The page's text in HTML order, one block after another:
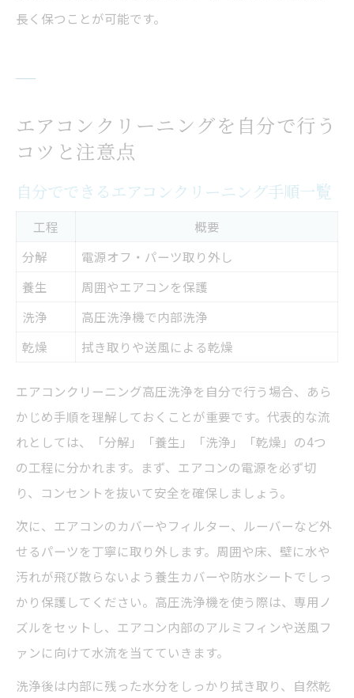
長く保つことが可能です。
エアコンクリーニングを自分で行う
コツと注意点
自分でできるエアコンクリーニング手順一覧
工程
概要
分解
電源オフ・パーツ取り外し
養生
周囲やエアコンを保護
洗浄
高圧洗浄機で内部洗浄
乾燥
拭き取りや送風による乾燥
エアコンクリーニング高圧洗浄を自分で行う場合、あら
かじめ手順を理解しておくことが重要です。代表的な流
れとしては、「分解」「養生」「洗浄」「乾燥」の4つ
の工程に分かれます。まず、エアコンの電源を必ず切
り、コンセントを抜いて安全を確保しましょう。
次に、エアコンのカバーやフィルター、ルーバーなど外
せるパーツを丁寧に取り外します。周囲や床、壁に水や
汚れが飛び散らないよう養生カバーや防水シートでしっ
かり保護してください。高圧洗浄機を使う際は、専用ノ
ズルをセットし、エアコン内部のアルミフィンや送風フ
ァンに向けて水流を当てていきます。
洗浄後は内部に残った水分をしっかり拭き取り、自然乾